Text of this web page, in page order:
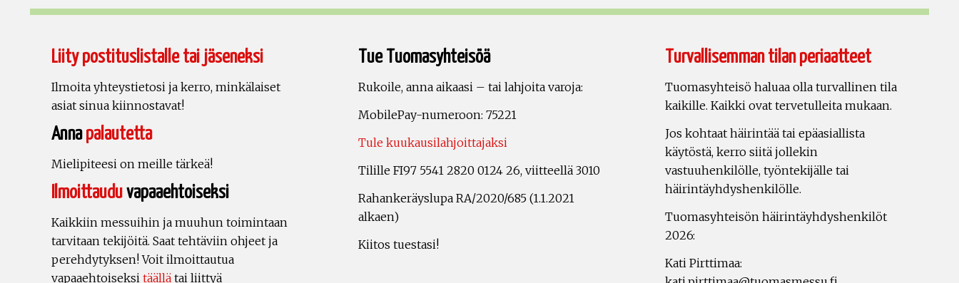
Liity postituslistalle tai jäseneksi
Ilmoita yhteystietosi ja kerro, minkälaiset
asiat sinua kiinnostavat!
Annapalautetta
Mielipiteesi on meille tärkeä!
Ilmoittauduvapaaehtoiseksi
Kaikkiin messuihin ja muuhun toimintaan
tarvitaan tekijöitä. Saat tehtäviin ohjeet ja
perehdytyksen! Voit ilmoittautua
vapaaehtoiseksi täällä tai liittyä
Tue Tuomasyhteisöä
Rukoile, anna aikaasi – tai lahjoita varoja:
MobilePay-numeroon: 75221
Tule kuukausilahjoittajaksi
Tilille FI97 5541 2820 0124 26, viitteellä 3010
Rahankeräyslupa RA/2020/685 (1.1.2021
alkaen)
Kiitos tuestasi!
Turvallisemman tilan periaatteet
Tuomasyhteisö haluaa olla turvallinen tila
kaikille. Kaikki ovat tervetulleita mukaan.
Jos kohtaat häirintää tai epäasiallista
käytöstä, kerro siitä jollekin
vastuuhenkilölle, työntekijälle tai
häirintäyhdyshenkilölle.
Tuomasyhteisön häirintäyhdyshenkilöt
2026:
Kati Pirttimaa: